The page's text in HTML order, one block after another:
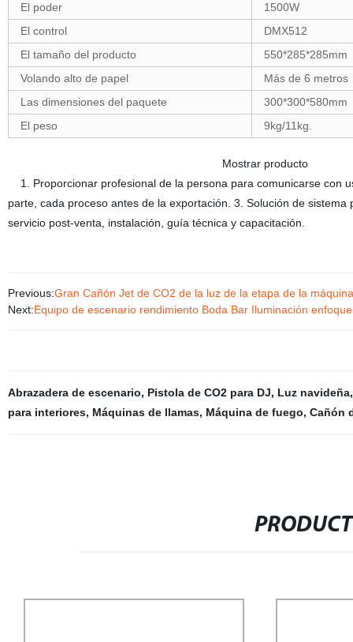
El poder
1500W
El control
DMX512
El tamaño del producto
550*285*285mm
Volando alto de papel
Más de 6 metros
Las dimensiones del paquete
300*300*580mm
El peso
9kg/11kg.
Mostrar
1. Proporcionar profesional de la persona para comunicarse con
parte, cada proceso antes de la exportación. 3. Solución de
servicio post-venta, instalación, guía técnica y capacitación.
Previous:Gran Cañón Jet de CO2 de la luz de la etapa de la
Next:Equipo de escenario rendimiento Boda Bar Iluminación
Abrazadera de escenario, Pistola de CO2 para DJ, Luz navideña
para interiores, Máquinas de llamas, Máquina de fuego, Cañón